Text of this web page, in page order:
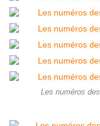
Les numéros